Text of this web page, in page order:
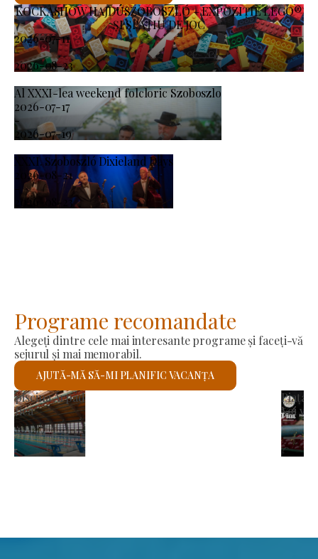
KOCKASHOW HAJDÚSZOBOSZLÓ – EXPOZIȚIE LEGO®
ȘI SPAȚIU DE JOC
2026-07-11
-
2026-08-23
Al XXXI-lea weekend folcloric Szoboszlo
2026-07-17
-
2026-07-19
XXXI. Szoboszló Dixieland Days
2026-08-21
-
2026-08-23
Programe recomandate
Alegeți dintre cele mai interesante programe și faceți-vă
sejurul și mai memorabil.
AJUTĂ-MĂ SĂ-MI PLANIFIC VACANȚA
Biserica romano-catolică Sfântul László
Voi verifica